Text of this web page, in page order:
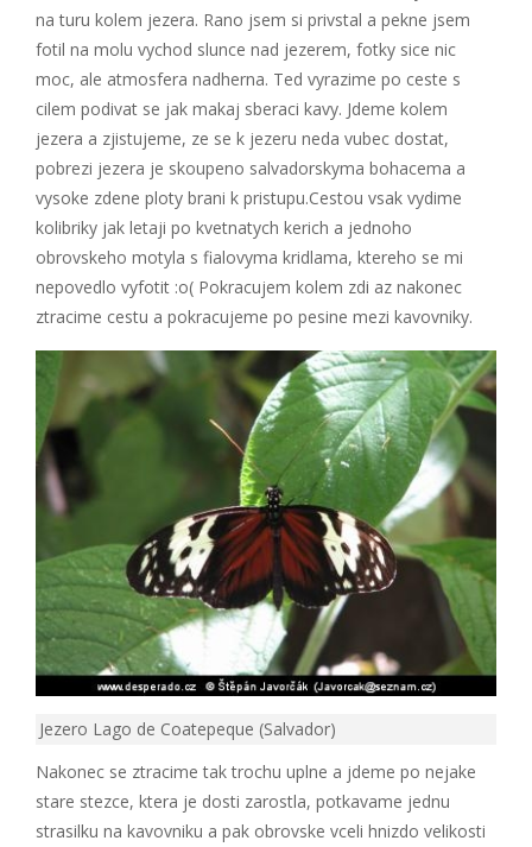
na turu kolem jezera. Rano jsem si privstal a pekne jsem
fotil na molu vychod slunce nad jezerem, fotky sice nic
moc, ale atmosfera nadherna. Ted vyrazime po ceste s
cilem podivat se jak makaj sberaci kavy. Jdeme kolem
jezera a zjistujeme, ze se k jezeru neda vubec dostat,
pobrezi jezera je skoupeno salvadorskyma bohacema a
vysoke zdene ploty brani k pristupu.Cestou vsak vydime
kolibriky jak letaji po kvetnatych kerich a jednoho
obrovskeho motyla s fialovyma kridlama, ktereho se mi
nepovedlo vyfotit :o( Pokracujem kolem zdi az nakonec
ztracime cestu a pokracujeme po pesine mezi kavovniky.
Jezero Lago de Coatepeque (Salvador)
Nakonec se ztracime tak trochu uplne a jdeme po nejake
stare stezce, ktera je dosti zarostla, potkavame jednu
strasilku na kavovniku a pak obrovske vceli hnizdo velikosti